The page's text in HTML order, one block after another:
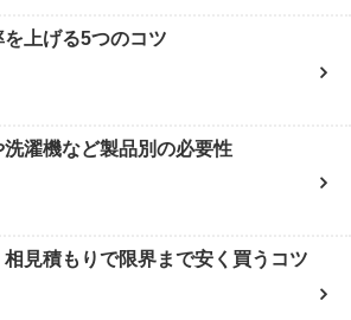
上げる5つのコツ
濯機など製品別の必要性
見積もりで限界まで安く買うコツ